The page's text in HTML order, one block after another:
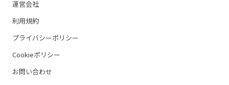
運営会社
利用規約
プライバシーポリシー
Cookieポリシー
お問い合わせ